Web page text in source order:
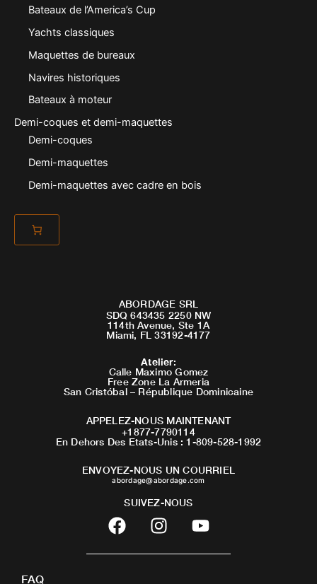
Bateaux de l’America’s Cup
Yachts classiques
Maquettes de bureaux
Navires historiques
Bateaux à moteur
Demi-coques et demi-maquettes
Demi-coques
Demi-maquettes
Demi-maquettes avec cadre en bois
ABORDAGE SRL
SDQ 643435 2250 NW
114th Avenue, Ste 1A
Miami, FL 33192-4177
Atelier:
Calle Maximo Gomez
Free Zone La Armeria
San Cristóbal – République Dominicaine
APPELEZ-NOUS MAINTENANT
+1877-7790114
En Dehors Des Etats-Unis : 1-809-528-1992
ENVOYEZ-NOUS UN COURRIEL
abordage@abordage.com
SUIVEZ-NOUS
F
a
c
I
n
s
Y
o
u
FAQ